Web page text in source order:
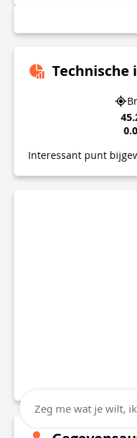
Interessant punt
Zeg me wat je wilt,